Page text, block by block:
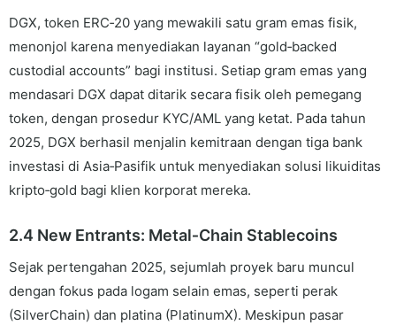
DGX, token ERC‑20 yang mewakili satu gram emas fisik,
menonjol karena menyediakan layanan “gold‑backed
custodial accounts” bagi institusi. Setiap gram emas yang
mendasari DGX dapat ditarik secara fisik oleh pemegang
token, dengan prosedur KYC/AML yang ketat. Pada tahun
2025, DGX berhasil menjalin kemitraan dengan tiga bank
investasi di Asia‑Pasifik untuk menyediakan solusi likuiditas
kripto‑gold bagi klien korporat mereka.
2.4 New Entrants: Metal‑Chain Stablecoins
Sejak pertengahan 2025, sejumlah proyek baru muncul
dengan fokus pada logam selain emas, seperti perak
(SilverChain) dan platina (PlatinumX). Meskipun pasar